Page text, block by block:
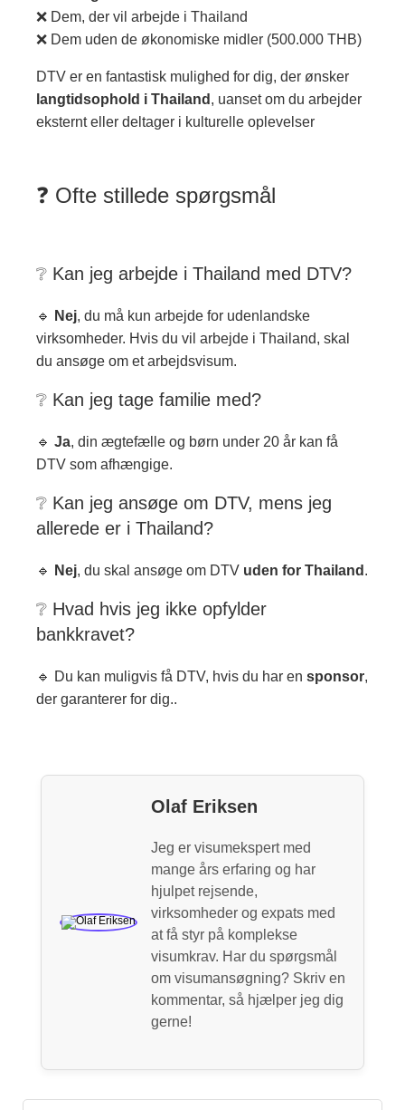
❌ Dem, der vil arbejde i Thailand
❌ Dem uden de økonomiske midler (500.000 THB)
DTV er en fantastisk mulighed for dig, der ønsker
langtidsophold i Thailand , uanset om du arbejder
eksternt eller deltager i kulturelle oplevelser
❓ Ofte stillede spørgsmål
❔ Kan jeg arbejde i Thailand med DTV?
🔹 Nej, du må kun arbejde for udenlandske
virksomheder. Hvis du vil arbejde i Thailand, skal
du ansøge om et arbejdsvisum.
❔ Kan jeg tage familie med?
🔹 Ja, din ægtefælle og børn under 20 år kan få
DTV som afhængige.
❔ Kan jeg ansøge om DTV, mens jeg
allerede er i Thailand?
🔹 Nej, du skal ansøge om DTV uden for Thailand .
❔ Hvad hvis jeg ikke opfylder
bankkravet?
🔹 Du kan muligvis få DTV, hvis du har en sponsor,
der garanterer for dig..
Olaf Eriksen
Jeg er visumekspert med
mange års erfaring og har
hjulpet rejsende,
virksomheder og expats med
at få styr på komplekse
visumkrav. Har du spørgsmål
om visumansøgning? Skriv en
kommentar, så hjælper jeg dig
gerne!